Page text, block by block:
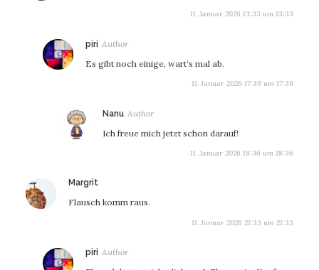
11. Januar 2026 13:33 um 13:33
piri sagt:
Es gibt noch einige, wart‘s mal ab.
11. Januar 2026 17:39 um 17:39
Nanu sagt:
Ich freue mich jetzt schon darauf!
11. Januar 2026 18:36 um 18:36
Margritsagt:
Flausch komm raus.
11. Januar 2026 21:33 um 21:33
piri sagt: